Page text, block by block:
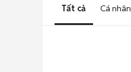
Tất cả Cá nhân